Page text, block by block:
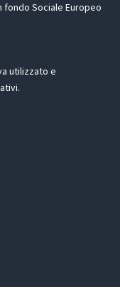
Sociale Europeo
utilizzato e